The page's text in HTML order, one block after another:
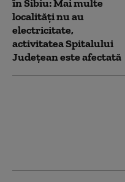
în Sibiu: Mai multe
localități nu au
electricitate,
activitatea Spitalului
Judeţean este afectată